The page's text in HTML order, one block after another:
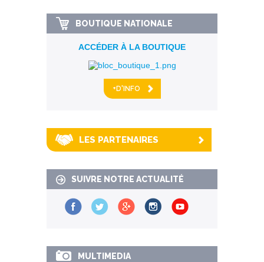
BOUTIQUE NATIONALE
ACCÉDER À LA BOUTIQUE
+D'INFO
LES PARTENAIRES
SUIVRE NOTRE ACTUALITÉ
MULTIMEDIA